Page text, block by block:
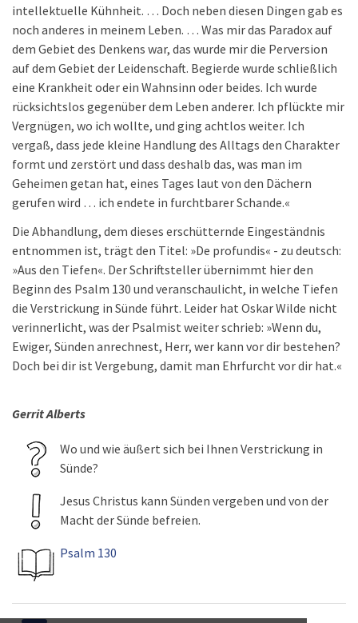
intellektuelle Kühnheit. … Doch neben diesen Dingen gab es
noch anderes in meinem Leben. … Was mir das Paradox auf
dem Gebiet des Denkens war, das wurde mir die Perversion
auf dem Gebiet der Leidenschaft. Begierde wurde schließlich
eine Krankheit oder ein Wahnsinn oder beides. Ich wurde
rücksichtslos gegenüber dem Leben anderer. Ich pflückte mir
Vergnügen, wo ich wollte, und ging achtlos weiter. Ich
vergaß, dass jede kleine Handlung des Alltags den Charakter
formt und zerstört und dass deshalb das, was man im
Geheimen getan hat, eines Tages laut von den Dächern
gerufen wird … ich endete in furchtbarer Schande.«
Die Abhandlung, dem dieses erschütternde Eingeständnis
entnommen ist, trägt den Titel: »De profundis« - zu deutsch:
»Aus den Tiefen«. Der Schriftsteller übernimmt hier den
Beginn des Psalm 130 und veranschaulicht, in welche Tiefen
die Verstrickung in Sünde führt. Leider hat Oskar Wilde nicht
verinnerlicht, was der Psalmist weiter schrieb: »Wenn du,
Ewiger, Sünden anrechnest, Herr, wer kann vor dir bestehen?
Doch bei dir ist Vergebung, damit man Ehrfurcht vor dir hat.«
Gerrit Alberts
Wo und wie äußert sich bei Ihnen Verstrickung in
Sünde?
Jesus Christus kann Sünden vergeben und von der
Macht der Sünde befreien.
Psalm 130